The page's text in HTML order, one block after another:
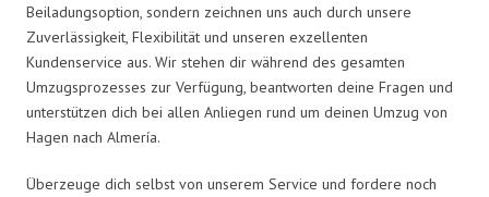
Beiladungsoption, sondern zeichnen uns auch durch unsere
Zuverlässigkeit, Flexibilität und unseren exzellenten
Kundenservice aus. Wir stehen dir während des gesamten
Umzugsprozesses zur Verfügung, beantworten deine Fragen und
unterstützen dich bei allen Anliegen rund um deinen Umzug von
Hagen nach Almería.
Überzeuge dich selbst von unserem Service und fordere noch